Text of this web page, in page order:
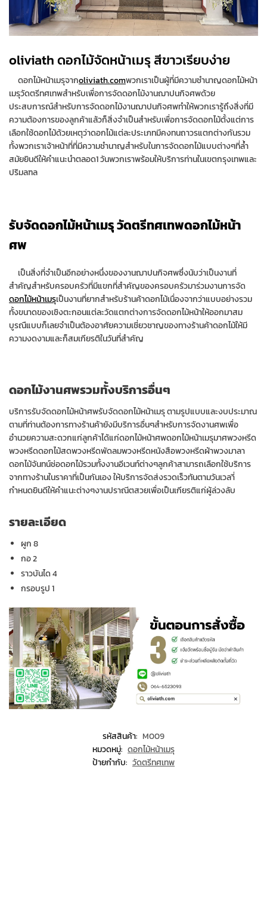
oliviath ดอกไม้จัดหน้าเมรุ สีขาวเรียบง่าย
ดอกไม้หน้าเมรุจากoliviath.comพวกเราเป็นผู้ที่มีความชำนาญดอกไม้หน้า
เมรุวัดตรีทศเทพสำหรับเพื่อการจัดดอกไม้งานฌาปนกิจศพด้วย
ประสบการณ์สำหรับการจัดดอกไม้งานฌาปนกิจศพทำให้พวกเรารู้ถึงสิ่งที่มี
ความต้องการของลูกค้าแล้วก็สิ่งจำเป็นสำหรับเพื่อการจัดดอกไม้ตั้งแต่การ
เลือกใช้ดอกไม้ด้วยเหตุว่าดอกไม้แต่ละประเภทมีคงทนถาวรแตกต่างกันรวม
ทั้งพวกเราเจ้าหน้าที่ที่มีความชำนาญสำหรับในการจัดดอกไม้แบบต่างๆที่ล้ำ
สมัยยินดีให้คำแนะนำตลอด1 วันพวกเราพร้อมให้บริการท่านในเขตกรุงเทพและ
ปริมลฑล
รับจัดดอกไม้หน้าเมรุ วัดตรีทศเทพดอกไม้หน้า
ศพ
เป็นสิ่งที่จำเป็นอีกอย่างหนึ่งของงานฌาปนกิจศพซึ่งนับว่าเป็นงานที่
สำคัญสำหรับครอบครัวที่มีแขกที่สำคัญของครอบครัวมาร่วมงานการจัด
ดอกไม้หน้าเมรุเป็นงานที่ยากสำหรับร้านค้าดอกไม้เนื่องจากว่าแบบอย่างรวม
ทั้งขนาดของเชิงตะกอนแต่ละวัดแตกต่างการจัดดอกไม้หน้าให้ออกมาสม
บูรณืแบบก็เลยจำเป็นต้องอาศัยความเชี่ยวชาญของทางร้านค้าดอกไม้ให้มี
ความงดงามและก็สมเกียรติในวันที่สำคัญ
ดอกไม้งานศพรวมทั้งบริการอื่นๆ
บริการรับจัดดอกไม้หน้าศพรับจัดดอกไม้หน้าเมรุ ตามรูปแบบและงบประมาณ
ตามที่ท่านต้องการทางร้านค้ายังมีบริการอื่นๆสำหรับการจัดงานศพเพื่อ
อำนวยความสะดวกแก่ลูกค้าได้แก่ดอกไม้หน้าศพดอกไม้หน้าเมรุมาศพวงหรีด
พวงหรีดดอกไม้สดพวงหรีดพัดลมพวงหรีดหนังสือพวงหรีดผ้าพวงมาลา
ดอกไม้จันทน์ช่อดอกไม้รวมทั้งงานอีเวนท์ต่างๆลูกค้าสามารถเลือกใช้บริการ
จากทางร้านในราคาที่เป็นกันเองให้บริการจัดส่งรวดเร็วทันตามวันเวลาี่
กำหนดยินดีให้คำแนะต่างๆงานปราณีตสวยเพื่อเป็นเกียรติแก่ผู้ล่วงลับ
รายละเอียด
ผูก 8
กอ 2
ราวบันได 4
กรอบรูป 1
รหัสสินค้า: M009
หมวดหมู่: ดอกไม้หน้าเมรุ
ป้ายกำกับ: วัดตรีทศเทพ